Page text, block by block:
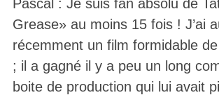
Pascal : Je suis fan absolu de
Grease» au moins 15 fois ! J’ai
récemment un film formidable
; il a gagné il y a peu un long
boite de production qui lui avait